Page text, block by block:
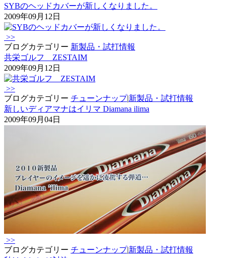
SYBのヘッドカバーが新しくなりました。
2009年09月12日
>>
ブログカテゴリー 新製品・試打情報
共栄ゴルフ ZESTAIM
2009年09月12日
>>
ブログカテゴリー チューンナップ|新製品・試打情報
新しいディアマナはイリマ Diamana ilima
2009年09月04日
>>
ブログカテゴリー チューンナップ|新製品・試打情報